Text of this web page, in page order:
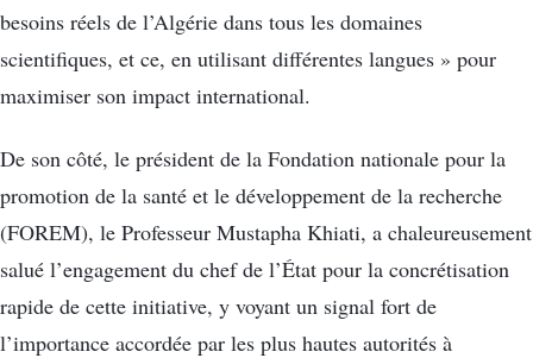
besoins réels de l’Algérie dans tous les domaines
scientifiques, et ce, en utilisant différentes langues » pour
maximiser son impact international.
De son côté, le président de la Fondation nationale pour la
promotion de la santé et le développement de la recherche
(FOREM), le Professeur Mustapha Khiati, a chaleureusement
salué l’engagement du chef de l’État pour la concrétisation
rapide de cette initiative, y voyant un signal fort de
l’importance accordée par les plus hautes autorités à